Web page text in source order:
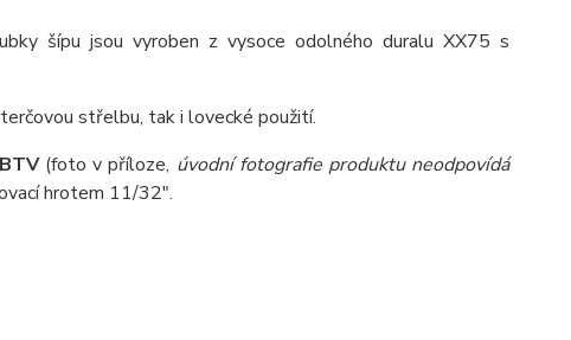
šípu jsou vyroben z vysoce odolného duralu XX75 s
střelbu, tak i lovecké použití.
(foto v příloze, úvodní fotografie produktu neodpovídá
hrotem 11/32".